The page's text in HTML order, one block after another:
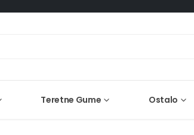
Teretne Gume Ostalo